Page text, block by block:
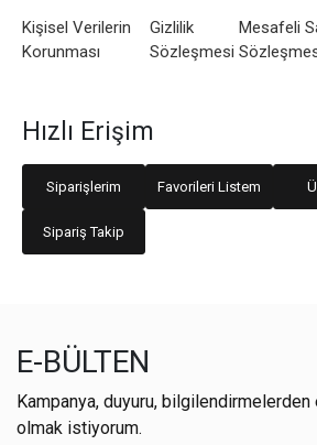
Kişisel Verilerin
Korunması
Gizlilik
Sözleşmesi
Mesafeli
Hızlı Erişim
Siparişlerim Favorileri Listem
Sipariş Takip
E-BÜLTEN
Kampanya, duyuru,
olmak istiyorum.